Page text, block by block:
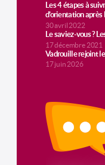
Les 4 étapes à
d’orientation après
30 avril 2022
Le saviez-vous ?
17 décembre 2021
Vadrouille rejoint
17 juin 2026